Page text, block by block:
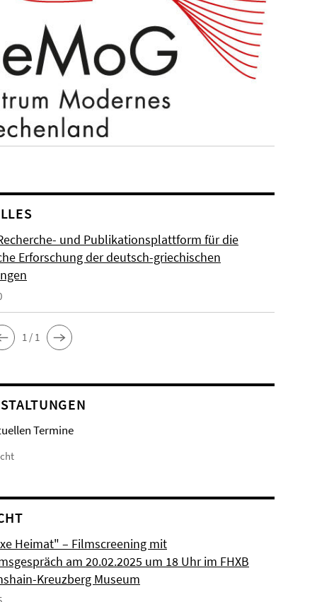
und Publikationsplattform für die
Erforschung der deutsch-griechischen
1 / 1
Termine
Heimat" – Filmscreening mit
am 20.02.2025 um 18 Uhr im FHXB
Kreuzberg Museum